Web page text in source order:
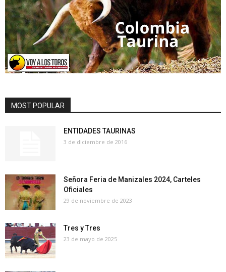
MOST POPULAR
ENTIDADES TAURINAS
3 de diciembre de 2016
Señora Feria de Manizales 2024, Carteles
Oficiales
29 de noviembre de 2023
Tres y Tres
23 de mayo de 2025